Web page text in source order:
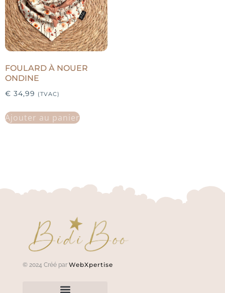
FOULARD À NOUER
ONDINE
€ 34,99 (TVAC)
Ajouter au panier
© 2024 Créé par WebXpertise